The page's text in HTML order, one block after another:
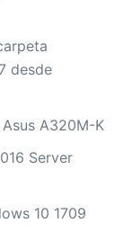
desde
A320M-K
Server
10 1709